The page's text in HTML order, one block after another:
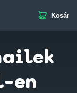
Kosár
en